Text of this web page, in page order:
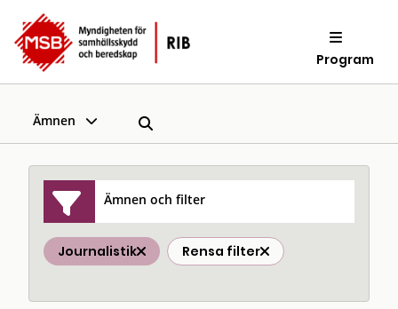
Program
Ämnen
Ämnen och filter
Journalistik Rensa filter